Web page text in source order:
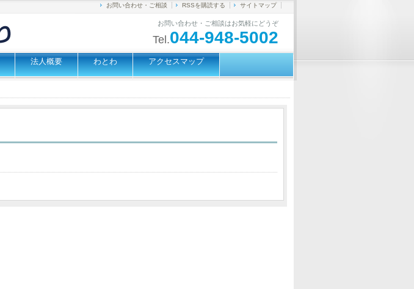
お問い合わせ・ご相談はお気軽にどうぞ
Tel.044-948-5002
お問い合わせ・ご相談 RSSを購読する サイトマップ
法人概要 わとわ アクセスマップ